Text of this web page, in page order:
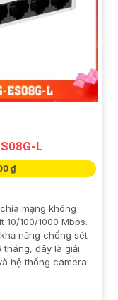
L
₫
mạng không
100/1000 Mbps.
năng chống sét
đây là giải
hệ thống camera